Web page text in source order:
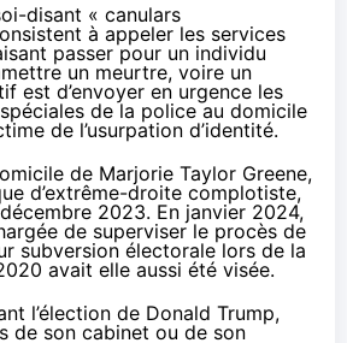
disant « canulars
à appeler les services
passer pour un individu
un meurtre, voire un
est d’envoyer en urgence les
de la police au domicile
de l’usurpation d’identité.
de Marjorie Taylor Greene,
d’extrême-droite complotiste,
2023. En janvier 2024,
de superviser le procès de
subversion électorale lors de la
avait elle aussi été visée.
l’élection de Donald Trump,
de son cabinet ou de son